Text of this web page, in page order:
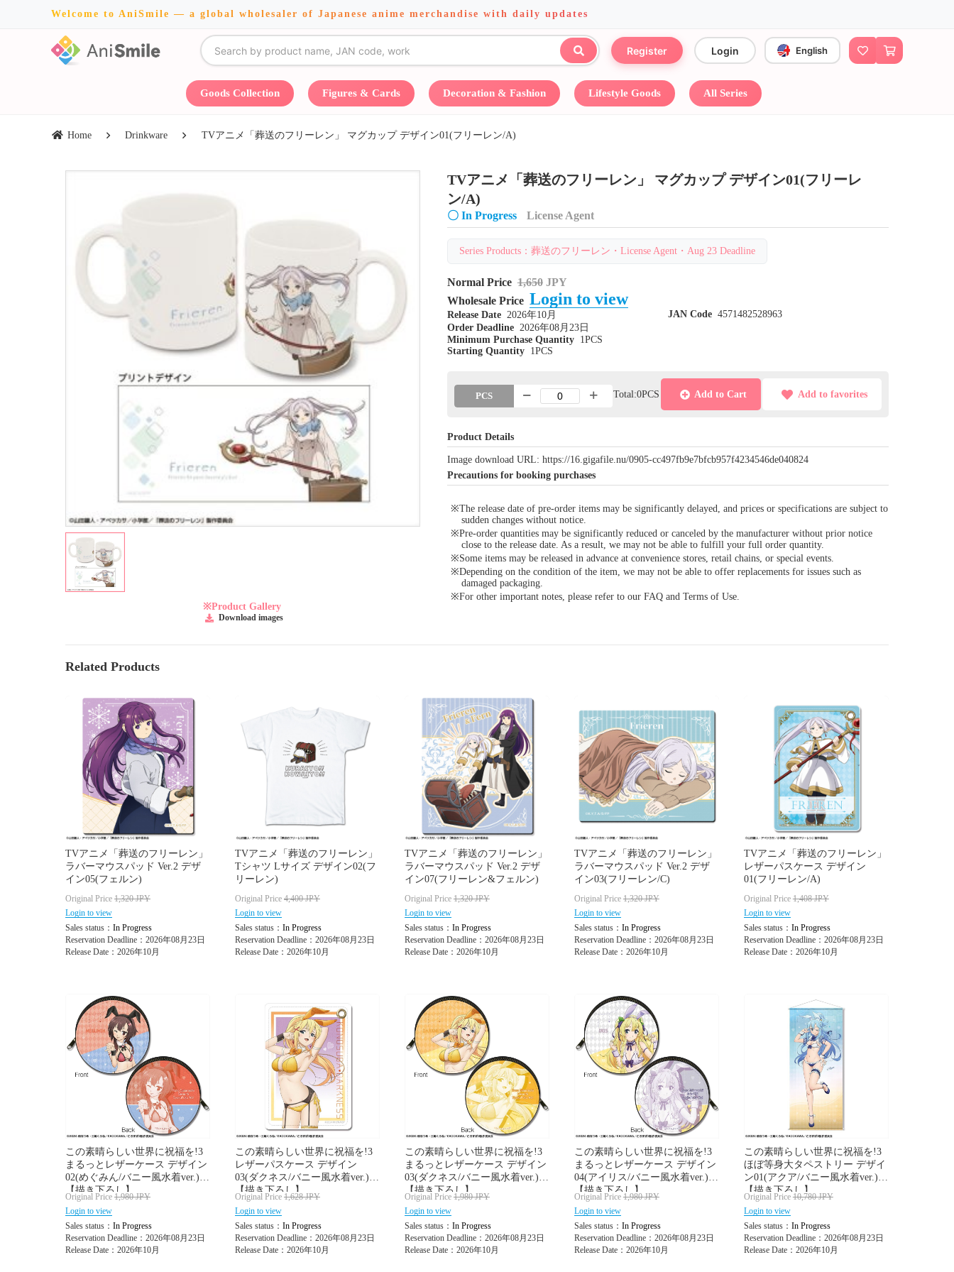
Welcome to AniSmile — a global wholesaler of Japanese anime merchandise with daily updates
Register Login English
Goods Collection Figures & Cards Decoration & Fashion Lifestyle Goods All Series
Home Drinkware TVアニメ「葬送のフリーレン」 マグカップ デザイン01(フリーレン/A)
※Product Gallery
Download images
TVアニメ「葬送のフリーレン」 マグカップ デザイン01(フリーレ
ン/A)
〇 In Progress License Agent
Series Products：葬送のフリーレン・License Agent・Aug 23 Deadline
Normal Price 1,650 JPY
Wholesale Price Login to view
Release Date 2026年10月
Order Deadline 2026年08月23日
Minimum Purchase Quantity
1PCS
Starting Quantity
1PCS
JAN Code 4571482528963
PCS Total:0PCS Add to Cart Add to favorites
Product Details
Image download URL: https://16.gigafile.nu/0905-cc497fb9e7bfcb957f4234546de040824
Precautions for booking purchases
※The release date of pre-order items may be significantly delayed, and prices or specifications are subject to
sudden changes without notice.
※Pre-order quantities may be significantly reduced or canceled by the manufacturer without prior notice
close to the release date. As a result, we may not be able to fulfill your full order quantity.
※Some items may be released in advance at convenience stores, retail chains, or special events.
※Depending on the condition of the item, we may not be able to offer replacements for issues such as
damaged packaging.
※For other important notes, please refer to our FAQ and Terms of Use.
Related Products
TVアニメ「葬送のフリーレン」
ラバーマウスパッド Ver.2 デザ
イン05(フェルン)
Original Price 1,320JPY
Login to view
Sales status： In Progress
Reservation Deadline：2026年08月23日
Release Date：2026年10月
TVアニメ「葬送のフリーレン」
Tシャツ Lサイズ デザイン02(フ
リーレン)
Original Price 4,400JPY
Login to view
Sales status： In Progress
Reservation Deadline：2026年08月23日
Release Date：2026年10月
TVアニメ「葬送のフリーレン」
ラバーマウスパッド Ver.2 デザ
イン07(フリーレン&フェルン)
Original Price 1,320JPY
Login to view
Sales status： In Progress
Reservation Deadline：2026年08月23日
Release Date：2026年10月
TVアニメ「葬送のフリーレン」
ラバーマウスパッド Ver.2 デザ
イン03(フリーレン/C)
Original Price 1,320JPY
Login to view
Sales status： In Progress
Reservation Deadline：2026年08月23日
Release Date：2026年10月
TVアニメ「葬送のフリーレン」
レザーパスケース デザイン
01(フリーレン/A)
Original Price 1,408JPY
Login to view
Sales status： In Progress
Reservation Deadline：2026年08月23日
Release Date：2026年10月
この素晴らしい世界に祝福を!3
まるっとレザーケース デザイン
02(めぐみん/バニー風水着ver.)
【描き下ろし】
Original Price 1,980JPY
Login to view
Sales status： In Progress
Reservation Deadline：2026年08月23日
Release Date：2026年10月
この素晴らしい世界に祝福を!3
レザーパスケース デザイン
03(ダクネス/バニー風水着ver.)
【描き下ろし】
Original Price 1,628JPY
Login to view
Sales status： In Progress
Reservation Deadline：2026年08月23日
Release Date：2026年10月
この素晴らしい世界に祝福を!3
まるっとレザーケース デザイン
03(ダクネス/バニー風水着ver.)
【描き下ろし】
Original Price 1,980JPY
Login to view
Sales status： In Progress
Reservation Deadline：2026年08月23日
Release Date：2026年10月
この素晴らしい世界に祝福を!3
まるっとレザーケース デザイン
04(アイリス/バニー風水着ver.)
【描き下ろし】
Original Price 1,980JPY
Login to view
Sales status： In Progress
Reservation Deadline：2026年08月23日
Release Date：2026年10月
この素晴らしい世界に祝福を!3
ほぼ等身大タペストリー デザイ
ン01(アクア/バニー風水着ver.)
【描き下ろし】
Original Price 10,780JPY
Login to view
Sales status： In Progress
Reservation Deadline：2026年08月23日
Release Date：2026年10月